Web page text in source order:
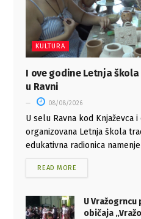
KULTURA
I ove godine Letnja
u Ravni
08/08/2026
U selu Ravna kod Knjaževca
organizovana Letnja škola
edukativna radionica
READ MORE
U
običaja